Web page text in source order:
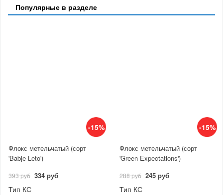
Популярные в разделе
-15%
Флокс метельчатый (сорт
'Babje Leto')
393 руб 334 руб
Тип КС
-15%
Флокс метельчатый (сорт
'Green Expectations')
288 руб 245 руб
Тип КС